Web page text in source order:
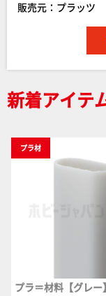
販売元：プラッツ
新着アイテ
プラ材
プラ＝材料【グレー